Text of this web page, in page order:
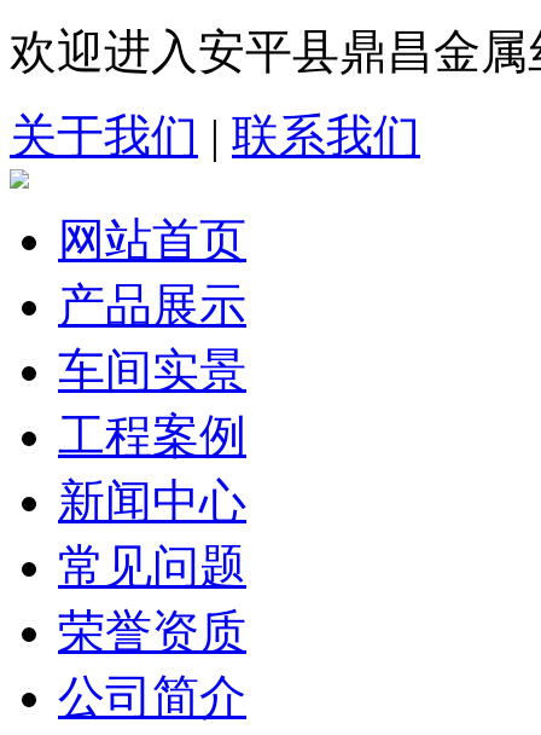
欢迎进入安平县鼎昌金
关于我们 | 联系我们
网站首页
产品展示
车间实景
工程案例
新闻中心
常见问题
荣誉资质
公司简介